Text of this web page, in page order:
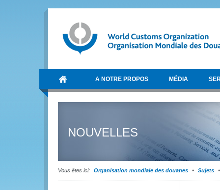
A NOTRE PROPOS MÉDIA
NOUVELLES
Vous êtes ici: Organisation mondiale des douanes Sujets